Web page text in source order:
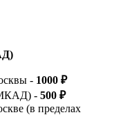
- 1000 ₽
МКАД) - 500 ₽
(в пределах